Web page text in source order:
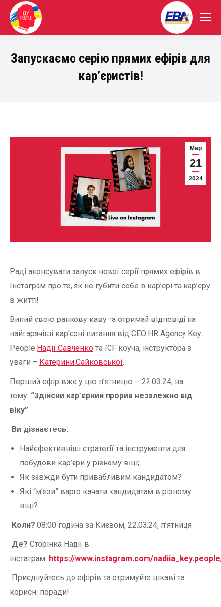
Запускаємо серію прямих ефірів для
кар’єристів!
Мар
21
2024
Раді анонсувати запуск нової серії прямих ефірів в
Інстаграм про те, як не губити себе в кар’єрі та кар’єру
в житті!
Випий свою ранкову каву та отримай відповіді на
найгарячіші кар’єрні питання від CEO HR Agency Key
People Надії Савченко та ICF коуча, інструктора з
уваги – Катерини Сайковської
Перший ефір вже у цю п’ятницю – 22.03.24, на
тему: “Здійсни кар’єрний прорив незалежно від
віку”
Ви дізнаєтесь:
Найефективніші стратегії та інструменти для
побудови кар’єри у різному віці;
Як завжди бути привабливим кандидатом?
Які “м’язи” варто качати кандидатам в різному
віці?
Коли? 08:00 година за Києвом, 22.03.24, п’ятниця
Де? Сторінка Надії в
інстаграм: https://www.instagram.com/
Приєднуйтесь до ефірів та отримуйте цікаві та
корисні поради!